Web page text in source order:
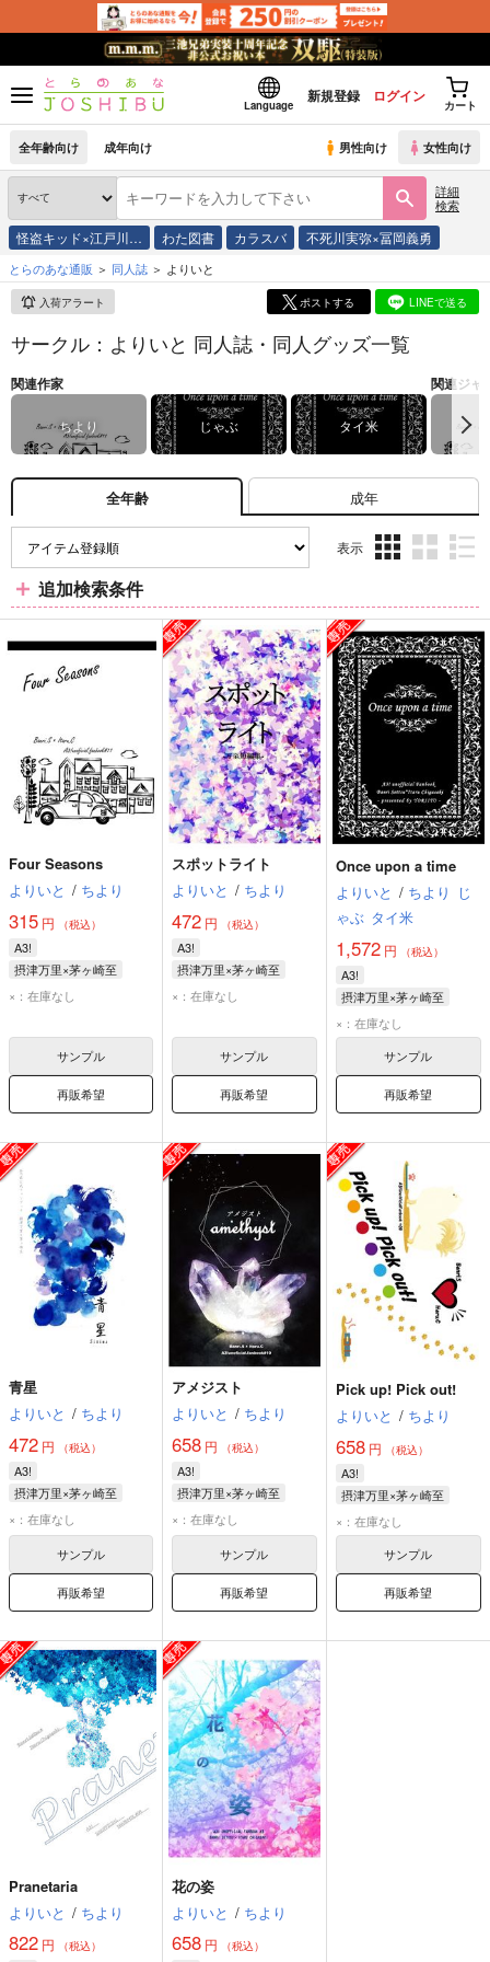
Language
新規登録 ログイン
カート
全年齢向け 成年向け 男性向け 女性向け
詳細
検索
怪盗キッド×江戸川… わた図書 カラスバ 不死川実弥×冨岡義勇
とらのあな通販 同人誌 よりいと
入荷アラート ポストする LINEで送る
サークル：よりいと 同人誌・同人グッズ一覧
関連作家
ちより じゃぶ タイ米
関連ジャ
全年齢 成年
表示
ム
表
示
ム
表
示
ム
表
示
追加検索条件
Four Seasons
よりいと / ちより
315 円 （税込）
A3!
摂津万里×茅ヶ崎至
摂津万里
×：在庫なし
サンプル
再販希望
スポットライト
よりいと / ちより
472 円 （税込）
A3!
摂津万里×茅ヶ崎至
摂津万里
×：在庫なし
サンプル
再販希望
Once upon a time
よりいと / ちより
じ
ゃぶ タイ米
1,572円 （税込）
A3!
摂津万里×茅ヶ崎至
摂津万里
×：在庫なし
サンプル
再販希望
青星
よりいと / ちより
472 円 （税込）
A3!
摂津万里×茅ヶ崎至
摂津万里
×：在庫なし
サンプル
再販希望
アメジスト
よりいと / ちより
658 円 （税込）
A3!
摂津万里×茅ヶ崎至
摂津万里
×：在庫なし
サンプル
再販希望
Pick up! Pick out!
よりいと / ちより
658円 （税込）
A3!
摂津万里×茅ヶ崎至
摂津万里
×：在庫なし
サンプル
再販希望
Pranetaria
よりいと / ちより
822 円 （税込）
花の姿
よりいと / ちより
658 円 （税込）